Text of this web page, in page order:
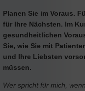
Planen Sie im Voraus.
für Ihre Nächsten. Im
gesundheitlichen
Sie, wie Sie mit
und Ihre Liebsten
müssen.
Wer spricht für mich,